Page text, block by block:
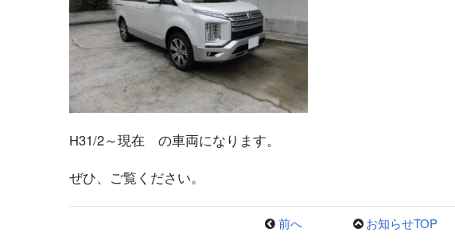
H31/2～現在 の車両になります。
ぜひ、ご覧ください。
前へ お知らせTOP